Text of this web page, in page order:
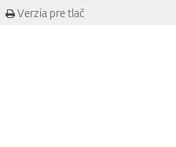
Verzia pre tlač